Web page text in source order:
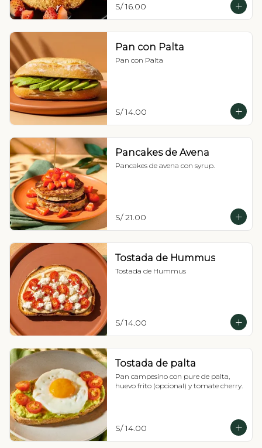
S/ 16.00
Pan con Palta
Pan con Palta
S/ 14.00
Pancakes de Avena
Pancakes de avena con syrup.
S/ 21.00
Tostada de Hummus
Tostada de Hummus
S/ 14.00
Tostada de palta
Pan campesino con pure de palta,
huevo frito (opcional) y tomate cherry.
S/ 14.00